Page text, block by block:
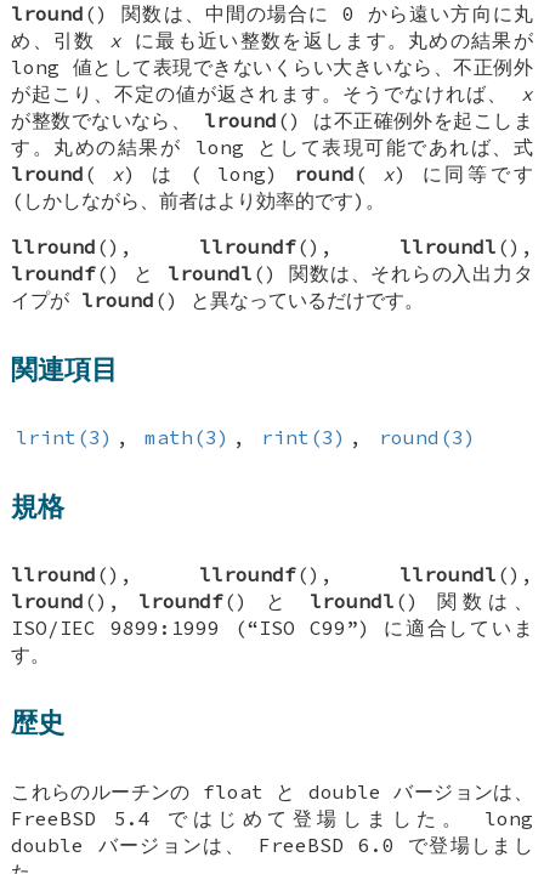
lround () 関数は、中間の場合に 0 から遠い方向に丸
め、引数 xに最も近い整数を返します。丸めの結果が
long 値として表現できないくらい大きいなら、不正例外
が起こり、不定の値が返されます。そうでなければ、 x
が整数でないなら、 lround () は不正確例外を起こしま
す。丸めの結果が long として表現可能であれば、式
lround ( x) は ( long) round ( x) に同等です
(しかしながら、前者はより効率的です)。
llround (), llroundf(), llroundl (),
lroundf() と lroundl () 関数は、それらの入出力タ
イプが lround () と異なっているだけです。
関連項目
lrint(3) , math(3) , rint(3) , round(3)
規格
llround (), llroundf(), llroundl (),
lround (), lroundf() と lroundl () 関数は、
ISO/IEC 9899:1999 (“ISO C99”) に適合していま
す。
歴史
これらのルーチンの float とdouble バージョンは、
FreeBSD 5.4 ではじめて登場しました。 long
double
バージョンは、 FreeBSD 6.0 で登場しまし